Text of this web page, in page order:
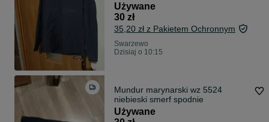
Używane
30 zł
35,20 zł z Pakietem Ochronnym
Swarzewo
Dzisiaj o 10:15
Mundur marynarski wz 5524
niebieski smerf spodnie
Używane